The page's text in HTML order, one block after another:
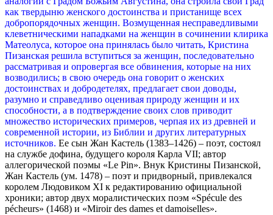
как твердыню женского достоинства и пристанище всех
добропорядочных женщин. Возмущенная несправедливыми
клеветническими нападками на женщин в сочинении клирика
Матеолуса, которое она принялась было читать, Кристина
Пизанская решила вступиться за женщин, последовательно
рассматривая и опровергая все обвинения, которые на них
возводились; в свою очередь она говорит о женских
достоинствах и добродетелях, предлагает свои доводы,
разумно и справедливо оценивая природу женщин и их
способности, а в подтверждение своих слов приводит
множество исторических примеров, черпая их из древней и
современной истории, из Библии и других литературных
источников. Ее сын Жан Кастель (1383–1426) – поэт, состоял
на службе дофина, будущего короля Карла VII; автор
аллегорической поэмы «Le Pin». Внук Кристины Пизанской,
Жан Кастель (ум. 1478) – поэт и придворный, привлекался
королем Людовиком XI к редактированию официальной
хроники; автор двух моралистических поэм «Spécule des
pécheurs» (1468) и «Miroir des dames et damoiselles».